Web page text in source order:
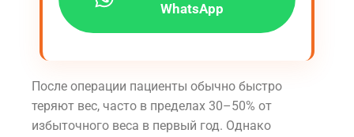
WhatsApp
После операции пациенты обычно быстро
теряют вес, часто в пределах 30–50% от
избыточного веса в первый год. Однако